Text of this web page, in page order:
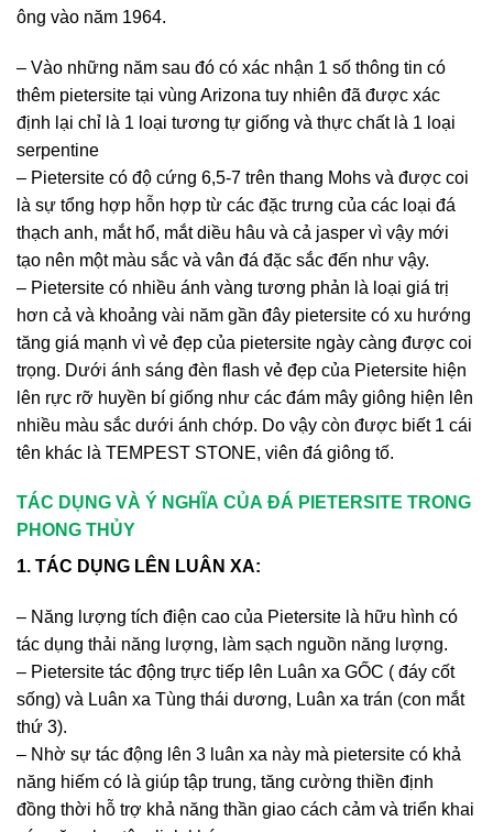
ông vào năm 1964.
– Vào những năm sau đó có xác nhận 1 số thông tin có
thêm pietersite tại vùng Arizona tuy nhiên đã được xác
định lại chỉ là 1 loại tương tự giống và thực chất là 1 loại
serpentine
– Pietersite có độ cứng 6,5-7 trên thang Mohs và được coi
là sự tổng hợp hỗn hợp từ các đặc trưng của các loại đá
thạch anh, mắt hổ, mắt diều hâu và cả jasper vì vậy mới
tạo nên một màu sắc và vân đá đặc sắc đến như vậy.
– Pietersite có nhiều ánh vàng tương phản là loại giá trị
hơn cả và khoảng vài năm gần đây pietersite có xu hướng
tăng giá mạnh vì vẻ đẹp của pietersite ngày càng được coi
trọng. Dưới ánh sáng đèn flash vẻ đẹp của Pietersite hiện
lên rực rỡ huyền bí giống như các đám mây giông hiện lên
nhiều màu sắc dưới ánh chớp. Do vậy còn được biết 1 cái
tên khác là TEMPEST STONE, viên đá giông tố.
TÁC DỤNG VÀ Ý NGHĨA CỦA ĐÁ PIETERSITE TRONG
PHONG THỦY
1. TÁC DỤNG LÊN LUÂN XA:
– Năng lượng tích điện cao của Pietersite là hữu hình có
tác dụng thải năng lượng, làm sạch nguồn năng lượng.
– Pietersite tác động trực tiếp lên Luân xa GỐC ( đáy cốt
sống) và Luân xa Tùng thái dương, Luân xa trán (con mắt
thứ 3).
– Nhờ sự tác động lên 3 luân xa này mà pietersite có khả
năng hiếm có là giúp tập trung, tăng cường thiền định
đồng thời hỗ trợ khả năng thần giao cách cảm và triển khai